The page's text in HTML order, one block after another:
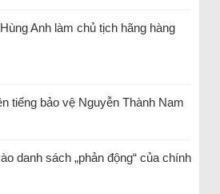
Anh làm chủ tịch hãng hàng
tiếng bảo vệ Nguyễn Thành Nam
danh sách „phản động“ của chính